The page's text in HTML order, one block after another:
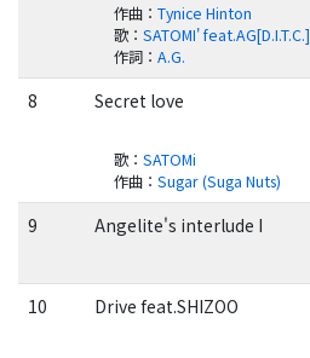
作曲： Tynice Hinton
歌： SATOMI' feat.AG[D.I.T.C.]
作詞： A.G.
8
Secret love
歌： SATOMi
作曲： Sugar (Suga Nuts)
9
Angelite's interlude I
10
Drive feat.SHIZOO